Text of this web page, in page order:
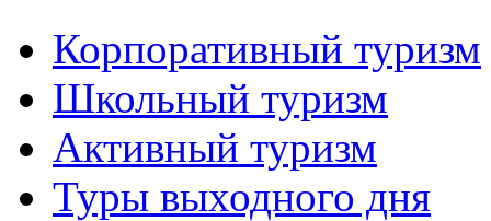
Корпоративный туризм
Школьный туризм
Активный туризм
Туры выходного дня